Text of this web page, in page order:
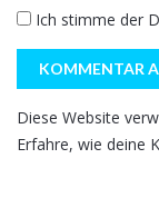
Ich stimme der
Diese Website
Erfahre, wie deine